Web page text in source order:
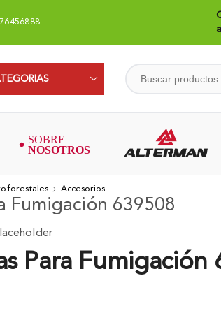
Accesorios
Fumigación 639508
Para Fumigación